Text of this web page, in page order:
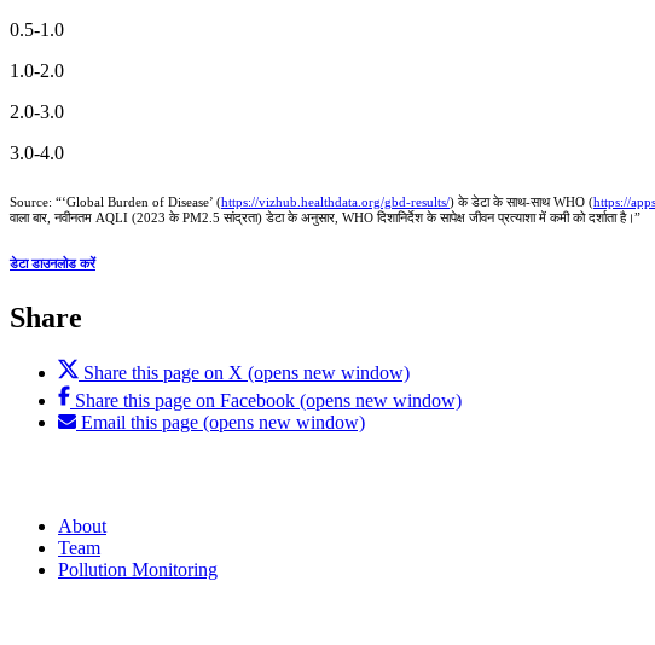
0.5-1.0
1.0-2.0
2.0-3.0
3.0-4.0
Source: “‘Global Burden of Disease’ (https://vizhub.healthdata.org/gbd-results/) के डेटा के साथ-साथ WHO (https://
वाला बार, नवीनतम AQLI (2023 के PM2.5 सांद्रता) डेटा के अनुसार, WHO दिशानिर्देश के सापेक्ष जीवन प्रत्याशा में कमी को दर्शाता है।”
डेटा डाउनलोड करें
Share
Share this page on X (opens new window)
Share this page on Facebook (opens new window)
Email this page (opens new window)
About
Team
Pollution Monitoring